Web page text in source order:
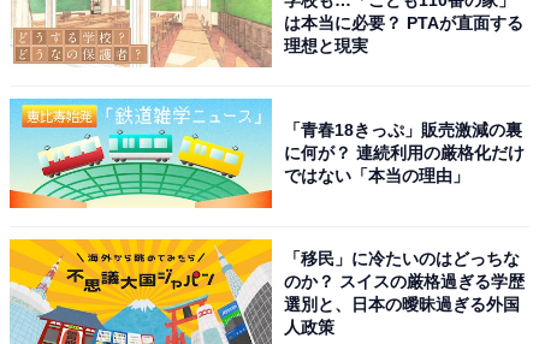
は本当に必要？ PTAが直面する
理想と現実
「青春18きっぷ」販売激減の裏
に何が？ 連続利用の厳格化だけ
ではない「本当の理由」
「移民」に冷たいのはどっちな
のか？ スイスの厳格過ぎる学歴
選別と、日本の曖昧過ぎる外国
人政策